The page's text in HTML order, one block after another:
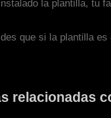
la plantilla, tu
que si la plantilla
relacionadas